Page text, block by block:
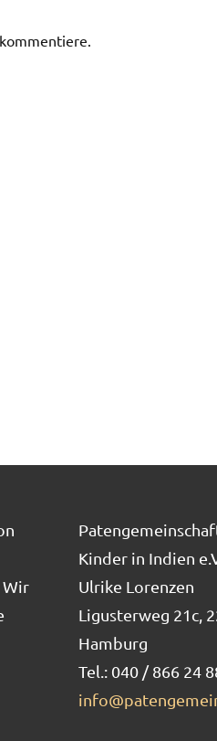
Wir
Kinder in Indien
Ulrike Lorenzen
Ligusterweg 21c,
Hamburg
Tel.: 040 / 866 24